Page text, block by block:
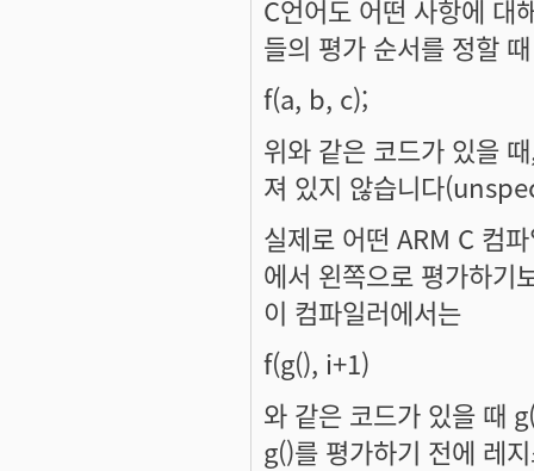
C언어도 어떤 사항에 대
들의 평가 순서를 정할
f(a, b, c);
위와 같은 코드가 있을
져 있지 않습니다
실제로 어떤 ARM C 컴
에서 왼쪽으로 평가하
이 컴파일러에서는
f(g(), i+1)
와 같은 코드가 있을 때
g()를 평가하기 전에 레